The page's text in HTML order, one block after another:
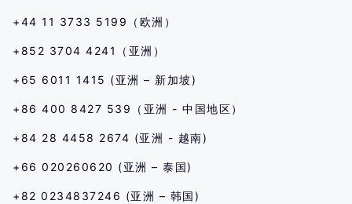
+44 11 3733 5199（欧洲）
+852 3704 4241（亚洲）
+65 6011 1415 (亚洲 – 新加坡)
+86 400 8427 539（亚洲 - 中国地区）
+84 28 4458 2674 (亚洲 - 越南)
+66 020260620 (亚洲 – 泰国)
+82 0234837246 (亚洲 – 韩国)